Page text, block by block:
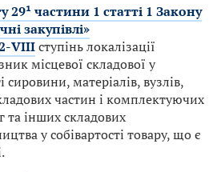
29¹ частини 1 статті 1 Закону
закупівлі»
VIIIступінь локалізації
місцевої складової у
сировини, матеріалів, вузлів,
частин і комплектуючих
та інших складових
у собівартості товару, що є